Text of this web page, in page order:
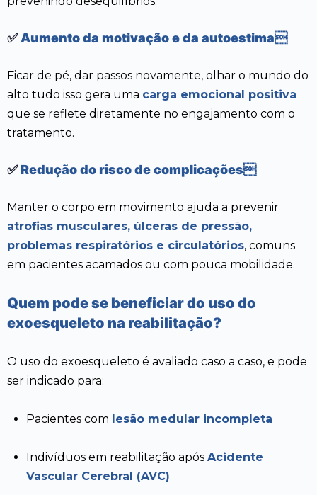
✅Aumento da motivação e da autoestima
Ficar de pé, dar passos novamente, olhar o mundo do
alto tudo isso gera uma carga emocional positiva
que se reflete diretamente no engajamento com o
tratamento.
✅Redução do risco de complicações
Manter o corpo em movimento ajuda a prevenir
atrofias musculares, úlceras de pressão,
problemas respiratórios e circulatórios, comuns
em pacientes acamados ou com pouca mobilidade.
Quem pode se beneficiar do uso do
exoesqueleto na reabilitação?
O uso do exoesqueleto é avaliado caso a caso, e pode
ser indicado para:
Pacientes com lesão medular incompleta
Indivíduos em reabilitação após Acidente
Vascular Cerebral (AVC)